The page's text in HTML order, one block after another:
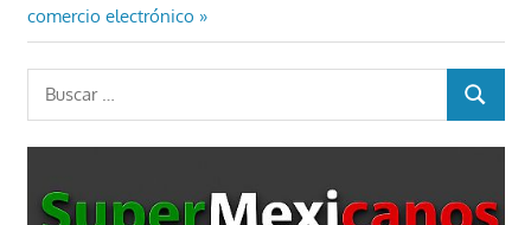
entradas
siguiente:
comercio electrónico
Buscar:
BUSCAR